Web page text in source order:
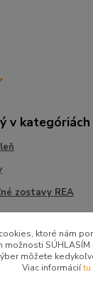
v kategóriách
zostavy REA
RECENZIE
ktoré nám
možnosti
môžete
Viac informáciítu